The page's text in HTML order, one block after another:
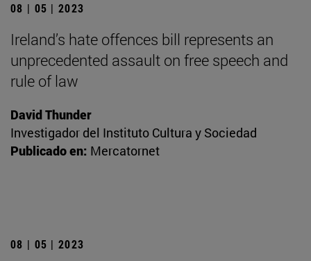
08 | 05 | 2023
Ireland’s hate offences bill represents an
unprecedented assault on free speech and
rule of law
David Thunder
Investigador del Instituto Cultura y Sociedad
Publicado en: Mercatornet
08 | 05 | 2023